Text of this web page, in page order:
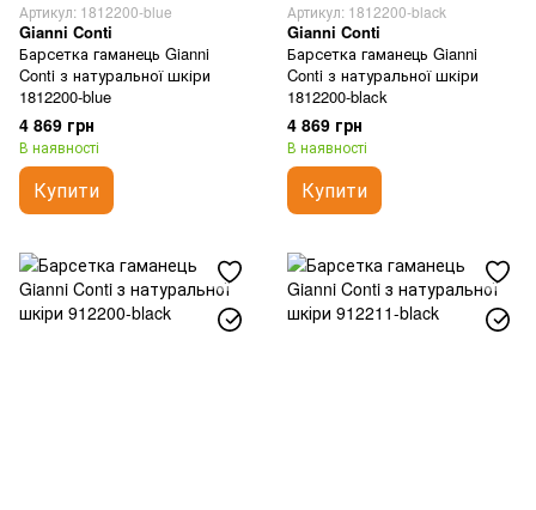
Артикул: 1812200-blue
Gianni Conti
Барсетка гаманець Gianni
Conti з натуральної шкіри
1812200-blue
4 869 грн
В наявності
Купити
Артикул: 1812200-black
Gianni Conti
Барсетка гаманець Gianni
Conti з натуральної шкіри
1812200-black
4 869 грн
В наявності
Купити